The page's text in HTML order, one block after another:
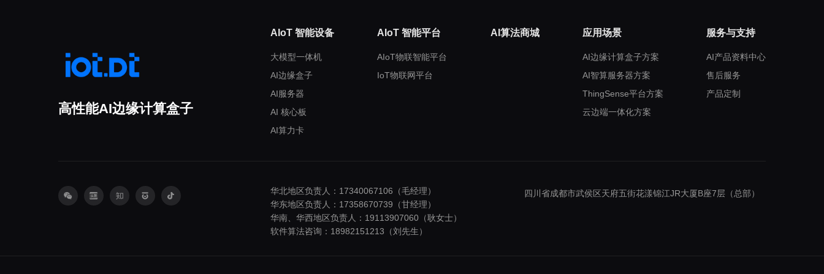
高性能AI边缘计算盒子
AIoT 智能设备
大模型一体机
AI边缘盒子
AI服务器
AI 核心板
AI算力卡
AIoT 智能平台
AIoT物联智能平台
IoT物联网平台
AI算法商城 应用场景
AI边缘计算盒子方案
AI智算服务器方案
ThingSense平台方案
云边端一体化方案
服务与支持
AI产品资料中心
售后服务
产品定制
华北地区负责人：17340067106（毛经理）
华东地区负责人：17358670739（甘经理）
华南、华西地区负责人：19113907060（耿女士）
软件算法咨询：18982151213（刘先生）
四川省成都市武侯区天府五街花漾锦江JR大厦B座7层（总部）